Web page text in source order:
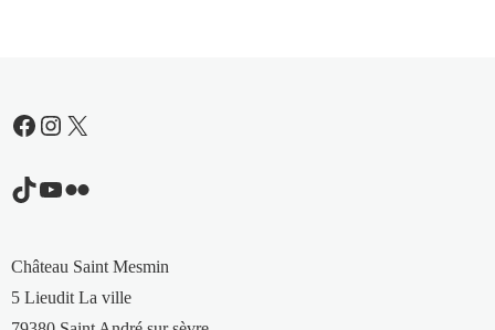
Facebook
Instagram
X
TikTok
YouTube
Flickr
Château Saint Mesmin
5 Lieudit La ville